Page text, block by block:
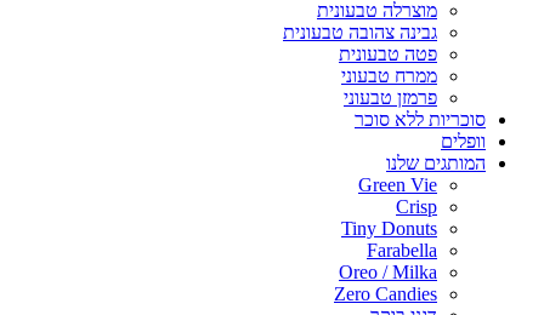
מוצרלה טבעונית
גבינה צהובה טבעונית
פטה טבעונית
ממרח טבעוני
פרמזן טבעוני
סוכריות ללא סוכר
וופלים
המותגים שלנו
Green Vie
Crisp
Tiny Donuts
Farabella
Oreo / Milka
Zero Candies